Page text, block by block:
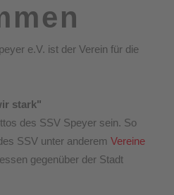
e.V. ist der Verein für die
stark"
des SSV Speyer sein. So
SSV unter anderem Vereine
gegenüber der Stadt